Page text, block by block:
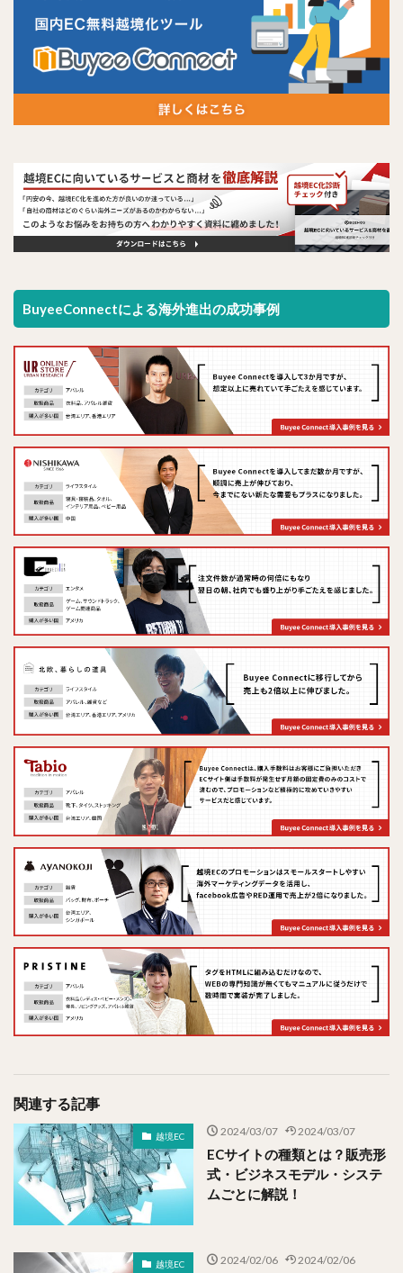
BuyeeConnectによる海外進出の成功事例
関連する記事
越境EC 2024/03/07 2024/03/07
ECサイトの種類とは？販売形
式・ビジネスモデル・システ
ムごとに解説！
越境EC 2024/02/06 2024/02/06